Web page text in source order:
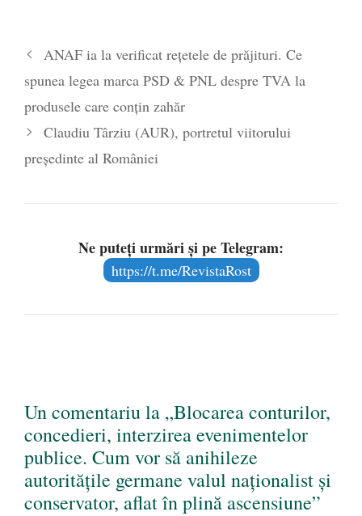
poetului Octavian Goga, înlăturat din Iași
- 16 aprilie 2026
ANAF ia la verificat rețetele de prăjituri. Ce
spunea legea marca PSD & PNL despre TVA la
produsele care conțin zahăr
Claudiu Târziu (AUR), portretul viitorului
președinte al României
Ne puteți urmări și pe Telegram:
https://t.me/RevistaRost
Un comentariu la „Blocarea conturilor,
concedieri, interzirea evenimentelor
publice. Cum vor să anihileze
autoritățile germane valul naționalist și
conservator, aflat în plină ascensiune”